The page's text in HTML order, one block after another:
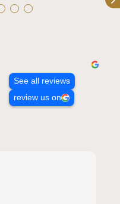
See all reviews
review us on